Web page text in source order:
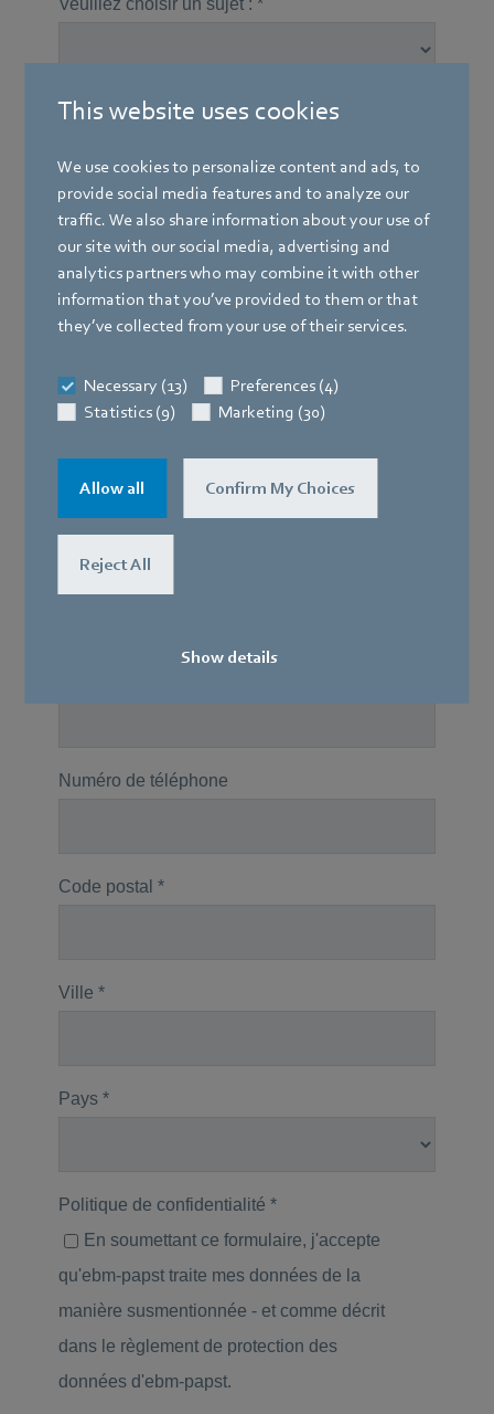
This website uses cookies
We use cookies to personalize content and ads, to
provide social media features and to analyze our
traffic. We also share information about your use of
our site with our social media, advertising and
analytics partners who may combine it with other
information that you’ve provided to them or that
they’ve collected from your use of their services.
Necessary (13)
Preferences (4)
Statistics (9)
Marketing (30)
Allow all Confirm My Choices
Reject All
Show details